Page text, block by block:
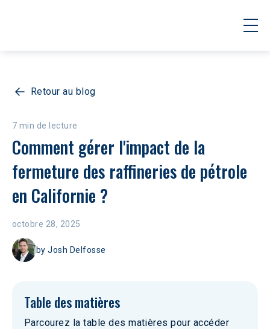
Retour au blog
7 min de lecture
Comment gérer l'impact de la
fermeture des raffineries de pétrole
en Californie ?
octobre 28, 2025
byJosh Delfosse
Table des matières
Parcourez la table des matières pour accéder